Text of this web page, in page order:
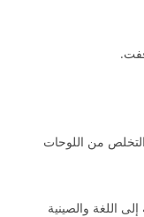
من اللوحات
اللغة والصينية